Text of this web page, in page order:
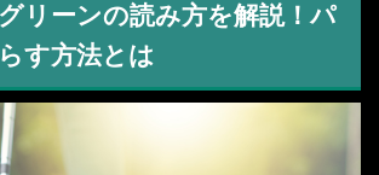
グリーンの読み方を解説！パ
す方法とは